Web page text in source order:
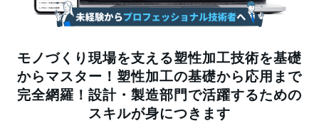
モノづくり現場を支える塑性加工技術を基礎
からマスター！塑性加工の基礎から応用まで
完全網羅！設計・製造部門で活躍するための
スキルが身につきます